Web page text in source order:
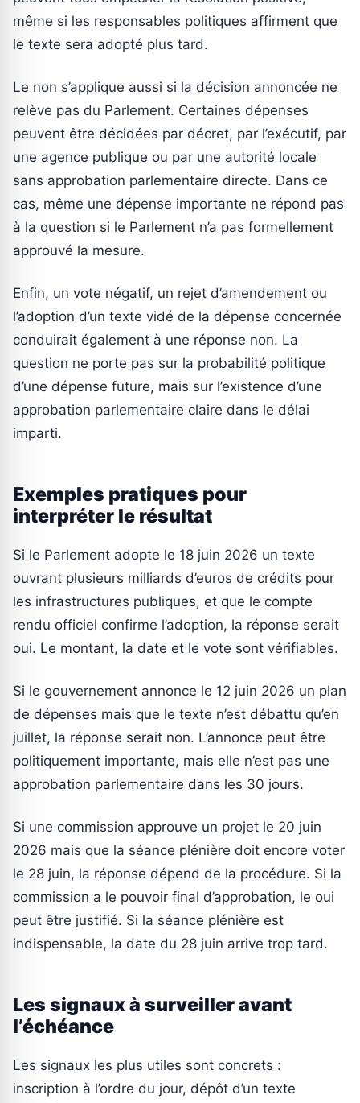
même si les responsables politiques affirment que
le texte sera adopté plus tard.
Le non s’applique aussi si la décision annoncée ne
relève pas du Parlement. Certaines dépenses
peuvent être décidées par décret, par l’exécutif, par
une agence publique ou par une autorité locale
sans approbation parlementaire directe. Dans ce
cas, même une dépense importante ne répond pas
à la question si le Parlement n’a pas formellement
approuvé la mesure.
Enfin, un vote négatif, un rejet d’amendement ou
l’adoption d’un texte vidé de la dépense concernée
conduirait également à une réponse non. La
question ne porte pas sur la probabilité politique
d’une dépense future, mais sur l’existence d’une
approbation parlementaire claire dans le délai
imparti.
Exemples pratiques pour
interpréter le résultat
Si le Parlement adopte le 18 juin 2026 un texte
ouvrant plusieurs milliards d’euros de crédits pour
les infrastructures publiques, et que le compte
rendu officiel confirme l’adoption, la réponse serait
oui. Le montant, la date et le vote sont vérifiables.
Si le gouvernement annonce le 12 juin 2026 un plan
de dépenses mais que le texte n’est débattu qu’en
juillet, la réponse serait non. L’annonce peut être
politiquement importante, mais elle n’est pas une
approbation parlementaire dans les 30 jours.
Si une commission approuve un projet le 20 juin
2026 mais que la séance plénière doit encore voter
le 28 juin, la réponse dépend de la procédure. Si la
commission a le pouvoir final d’approbation, le oui
peut être justifié. Si la séance plénière est
indispensable, la date du 28 juin arrive trop tard.
Les signaux à surveiller avant
l’échéance
Les signaux les plus utiles sont concrets :
inscription à l’ordre du jour, dépôt d’un texte